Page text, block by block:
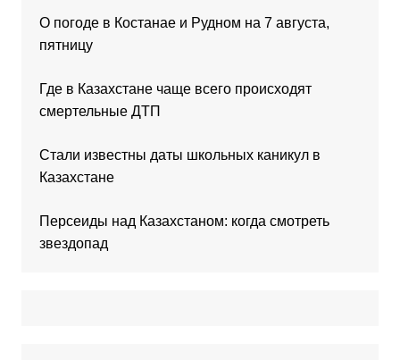
О погоде в Костанае и Рудном на 7 августа,
пятницу
Где в Казахстане чаще всего происходят
смертельные ДТП
Стали известны даты школьных каникул в
Казахстане
Персеиды над Казахстаном: когда смотреть
звездопад